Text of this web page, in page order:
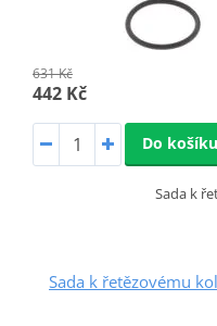
631 Kč
442 Kč
Do košíku
Sada k
Sada k řetězovému